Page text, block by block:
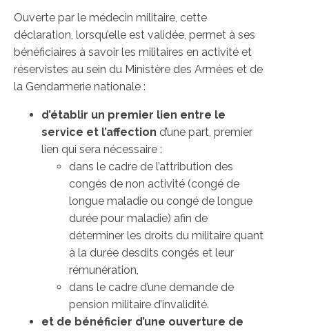
Ouverte par le médecin militaire, cette
déclaration, lorsqu’elle est validée, permet à ses
bénéficiaires à savoir les militaires en activité et
réservistes au sein du Ministère des Armées et de
la Gendarmerie nationale :
d’établir un premier lien entre le
service et l’affection d’une part, premier
lien qui sera nécessaire :
dans le cadre de l’attribution des
congés de non activité (congé de
longue maladie ou congé de longue
durée pour maladie) afin de
déterminer les droits du militaire quant
à la durée desdits congés et leur
rémunération,
dans le cadre d’une demande de
pension militaire d’invalidité.
et de bénéficier d’une ouverture de